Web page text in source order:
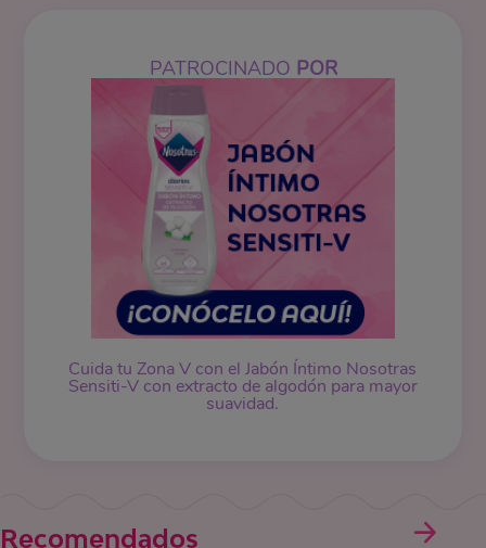
PATROCINADO POR
Cuida tu Zona V con el Jabón Íntimo Nosotras
Sensiti-V con extracto de algodón para mayor
suavidad.
Recomendados